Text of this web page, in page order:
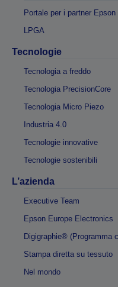
Portale per i partner Epson
LPGA
Tecnologie
Tecnologia a freddo
Tecnologia PrecisionCore
Tecnologia Micro Piezo
Industria 4.0
Tecnologie innovative
Tecnologie sostenibili
L’azienda
Executive Team
Epson Europe Electronics
Digigraphie® (Programma
Stampa diretta su tessuto
Nel mondo